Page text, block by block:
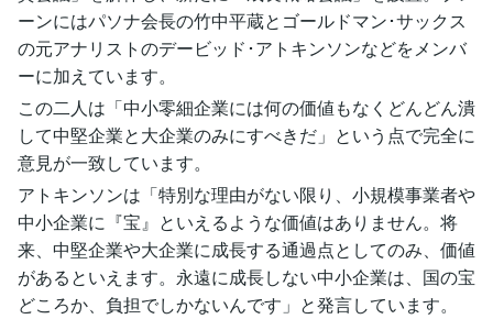
ーンにはパソナ会長の竹中平蔵とゴールドマン･サックス
の元アナリストのデービッド･アトキンソンなどをメンバ
ーに加えています。
この二人は「中小零細企業には何の価値もなくどんどん潰
して中堅企業と大企業のみにすべきだ」という点で完全に
意見が一致しています。
アトキンソンは「特別な理由がない限り、小規模事業者や
中小企業に『宝』といえるような価値はありません。将
来、中堅企業や大企業に成長する通過点としてのみ、価値
があるといえます。永遠に成長しない中小企業は、国の宝
どころか、負担でしかないんです」と発言しています。